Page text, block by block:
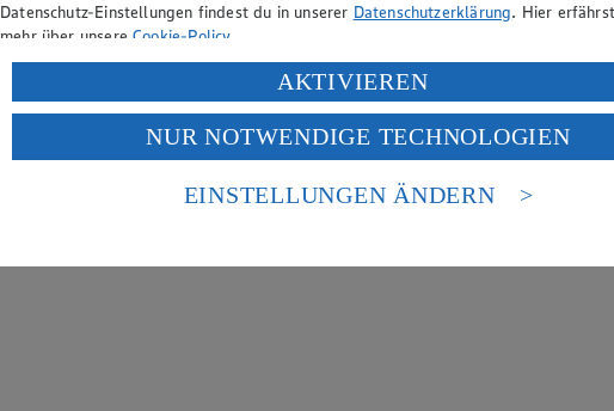
Datenschutz-Einstellungen findest du in unserer Datenschutzerklärung. Hier
mehr über unsereCookie-Policy.
Verarbeitung deiner personenbezogenen Daten in den USA durch Facebook und
Wenn du auf „Aktivieren“ klickst, willigst du im Sinne des Art. 49 Abs. 1 Satz 1 lit.
ein, dass deine Daten in den USA verarbeitet werden. Der EuGH sieht die USA als
einem nach europäischen Standards nicht angemessenen Datenschutzniveau an. Es
Risiko eines Zugriffs durch US-amerikanische Behörden.
AKTIVIEREN
NUR NOTWENDIGE TECHNOLOGIEN
EINSTELLUNGEN ÄNDERN